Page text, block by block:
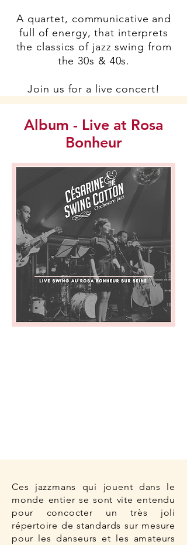
A quartet, communicative and
full of energy, that interprets
the classics of jazz swing from
the 30s & 40s.
Join us for a live concert!
Album - Live at Rosa
Bonheur
Ces jazzmans qui jouent dans le
monde entier se sont vite entendu
pour concocter un très joli
répertoire de standards sur mesure
pour les danseurs et les amateurs